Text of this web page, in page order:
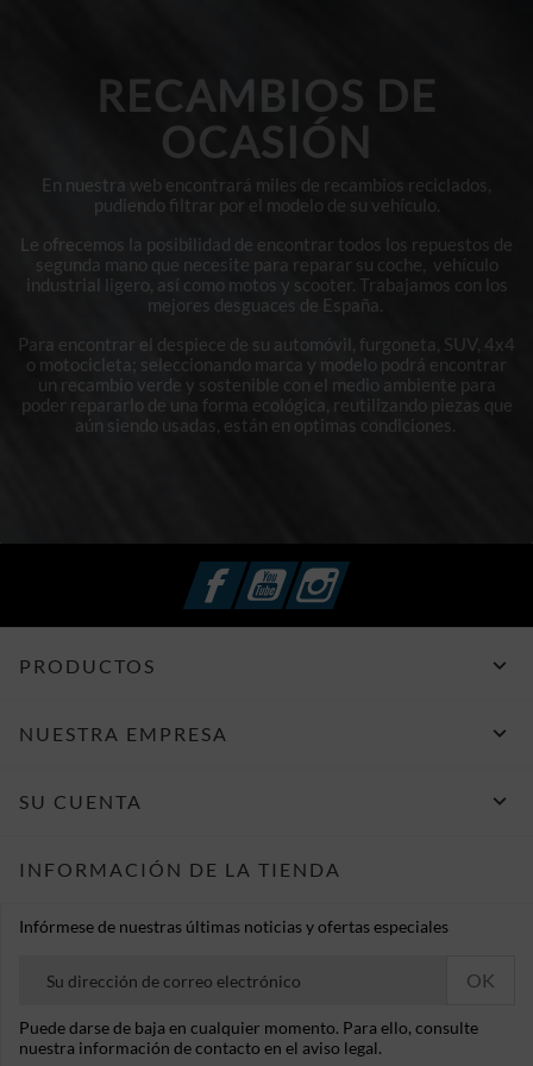
RECAMBIOS DE
OCASIÓN
En nuestra web encontrará miles de recambios reciclados,
pudiendo filtrar por el modelo de su vehículo.
Le ofrecemos la posibilidad de encontrar todos los repuestos de
segunda mano que necesite para reparar su coche, vehículo
industrial ligero, así como motos y scooter. Trabajamos con los
mejores desguaces de España.
Para encontrar el despiece de su automóvil, furgoneta, SUV, 4x4
o motocicleta; seleccionando marca y modelo podrá encontrar
un recambio verde y sostenible con el medio ambiente para
poder repararlo de una forma ecológica, reutilizando piezas que
aún siendo usadas, están en optimas condiciones.
FacebookYouTubeInstagram
PRODUCTOS 
NUESTRA EMPRESA 
SU CUENTA 
INFORMACIÓN DE LA TIENDA
Infórmese de nuestras últimas noticias y ofertas especiales
Puede darse de baja en cualquier momento. Para ello, consulte
nuestra información de contacto en el aviso legal.